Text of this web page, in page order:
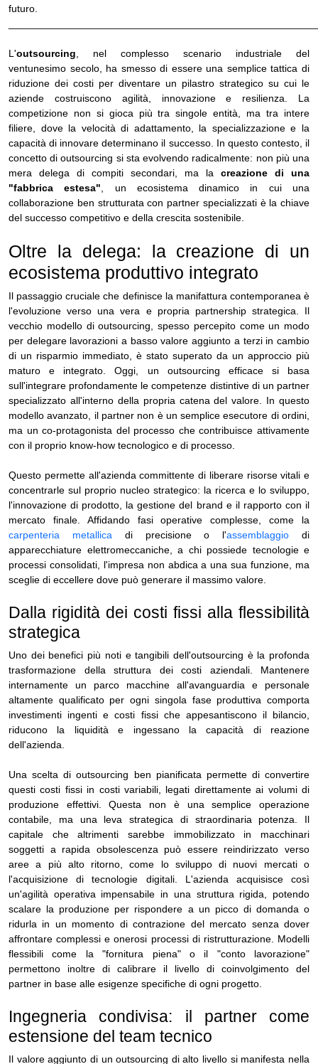
futuro.
L'outsourcing , nel complesso scenario industriale del
ventunesimo secolo, ha smesso di essere una semplice tattica di
riduzione dei costi per diventare un pilastro strategico su cui le
aziende costruiscono agilità, innovazione e resilienza. La
competizione non si gioca più tra singole entità, ma tra intere
filiere, dove la velocità di adattamento, la specializzazione e la
capacità di innovare determinano il successo. In questo contesto, il
concetto di outsourcing si sta evolvendo radicalmente: non più una
mera delega di compiti secondari, ma la creazione di una
"fabbrica estesa" , un ecosistema dinamico in cui una
collaborazione ben strutturata con partner specializzati è la chiave
del successo competitivo e della crescita sostenibile.
Oltre la delega: la creazione di un
ecosistema produttivo integrato
Il passaggio cruciale che definisce la manifattura contemporanea è
l'evoluzione verso una vera e propria partnership strategica. Il
vecchio modello di outsourcing, spesso percepito come un modo
per delegare lavorazioni a basso valore aggiunto a terzi in cambio
di un risparmio immediato, è stato superato da un approccio più
maturo e integrato. Oggi, un outsourcing efficace si basa
sull'integrare profondamente le competenze distintive di un partner
specializzato all'interno della propria catena del valore. In questo
modello avanzato, il partner non è un semplice esecutore di ordini,
ma un co-protagonista del processo che contribuisce attivamente
con il proprio know-how tecnologico e di processo.
Questo permette all'azienda committente di liberare risorse vitali e
concentrarle sul proprio nucleo strategico: la ricerca e lo sviluppo,
l'innovazione di prodotto, la gestione del brand e il rapporto con il
mercato finale. Affidando fasi operative complesse, come la
carpenteria metallica di precisione o l'assemblaggio di
apparecchiature elettromeccaniche, a chi possiede tecnologie e
processi consolidati, l'impresa non abdica a una sua funzione, ma
sceglie di eccellere dove può generare il massimo valore.
Dalla rigidità dei costi fissi alla flessibilità
strategica
Uno dei benefici più noti e tangibili dell'outsourcing è la profonda
trasformazione della struttura dei costi aziendali. Mantenere
internamente un parco macchine all'avanguardia e personale
altamente qualificato per ogni singola fase produttiva comporta
investimenti ingenti e costi fissi che appesantiscono il bilancio,
riducono la liquidità e ingessano la capacità di reazione
dell'azienda.
Una scelta di outsourcing ben pianificata permette di convertire
questi costi fissi in costi variabili, legati direttamente ai volumi di
produzione effettivi. Questa non è una semplice operazione
contabile, ma una leva strategica di straordinaria potenza. Il
capitale che altrimenti sarebbe immobilizzato in macchinari
soggetti a rapida obsolescenza può essere reindirizzato verso
aree a più alto ritorno, come lo sviluppo di nuovi mercati o
l'acquisizione di tecnologie digitali. L'azienda acquisisce così
un'agilità operativa impensabile in una struttura rigida, potendo
scalare la produzione per rispondere a un picco di domanda o
ridurla in un momento di contrazione del mercato senza dover
affrontare complessi e onerosi processi di ristrutturazione. Modelli
flessibili come la "fornitura piena" o il "conto lavorazione"
permettono inoltre di calibrare il livello di coinvolgimento del
partner in base alle esigenze specifiche di ogni progetto.
Ingegneria condivisa: il partner come
estensione del team tecnico
Il valore aggiunto di un outsourcing di alto livello si manifesta nella